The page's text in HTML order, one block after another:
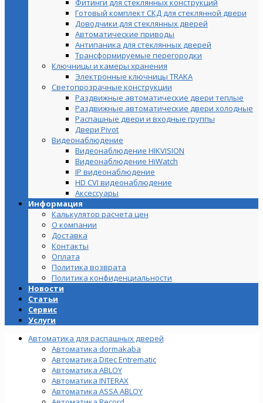
Готовый комплект СКД для стеклянной двери
Доводчики для стеклянных дверей
Автоматические приводы
Антипаника для стеклянных дверей
Трансформируемые перегородки
Ключницы и камеры хранения
Электронные ключницы TRAKA
Светопрозрачные конструкции
Раздвижные автоматические двери теплые
Раздвижные автоматические двери холодные
Распашные двери и входные группы
Двери Pivot
Видеонаблюдение
Видеонаблюдение HIKVISION
Видеонаблюдение HiWatch
IP видеонаблюдение
HD CVI видеонаблюдение
Аксессуары
Информация
Калькулятор расчета цен
О компании
Доставка
Контакты
Оплата
Политика возврата
Политика конфиденциальности
Новости
Статьи
Сервис
Услуги
Автоматика для распашных дверей
Автоматика dormakaba
Автоматика Ditec Entrematic
Автоматика ABLOY
Автоматика INTERAX
Автоматика ASSA ABLOY